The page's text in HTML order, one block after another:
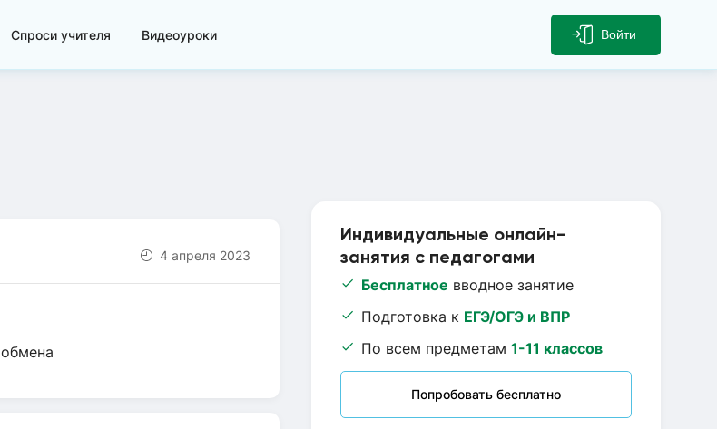
Спроси учителя Видеоуроки Войти
Индивидуальные онлайн-
занятия с педагогами
Бесплатное вводное занятие
Подготовка к ЕГЭ/ОГЭ и ВПР
По всем предметам 1-11 классов
Попробовать бесплатно
4 апреля 2023